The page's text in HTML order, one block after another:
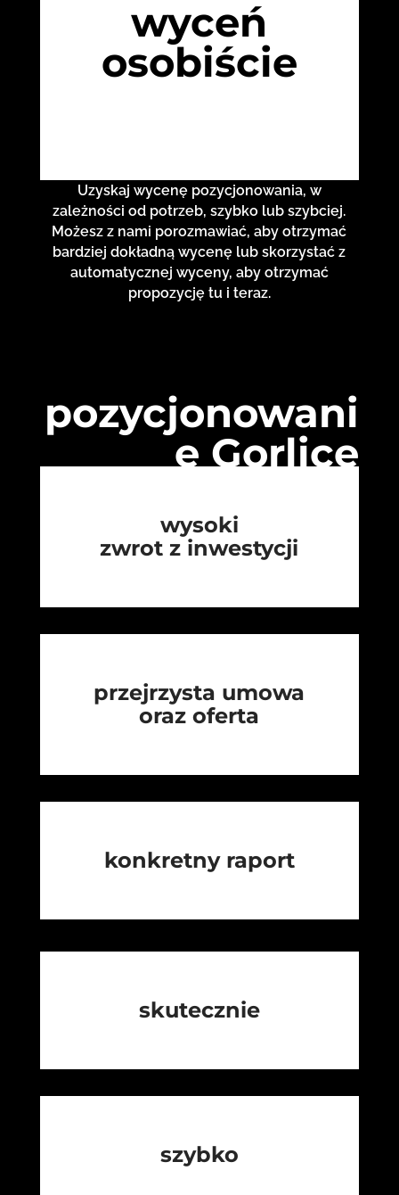
wyceń
osobiście
Uzyskaj wycenę pozycjonowania, w
zależności od potrzeb, szybko lub szybciej.
Możesz z nami porozmawiać, aby otrzymać
bardziej dokładną wycenę lub skorzystać z
automatycznej wyceny, aby otrzymać
propozycję tu i teraz.
pozycjonowani
e Gorlice
wysoki
zwrot z inwestycji
przejrzysta umowa
oraz oferta
konkretny raport
skutecznie
szybko